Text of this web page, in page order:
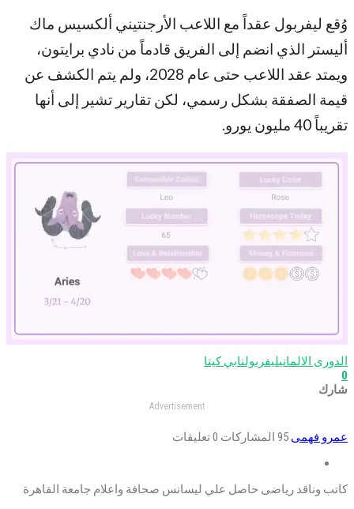
وُقع ليفربول عقداً مع اللاعب الأرجنتيني ألكسيس ماك
أليستر الذي انضم إلى الفريق قادماً من نادي برايتون،
ويمتد عقد اللاعب حتى عام 2028، ولم يتم الكشف عن
قيمة الصفقة بشكل رسمي، لكن تقارير تشير إلى أنها
تقريباً 40 مليون يورو.
الدورى الالمانيليفربولنابي كيتا
شارك
Advertisement
عمرو فهمى 95 المشاركات 0 تعليقات
كاتب وناقد رياضى حاصل علي ليسانس صحافة واعلام جامعة القاهرة